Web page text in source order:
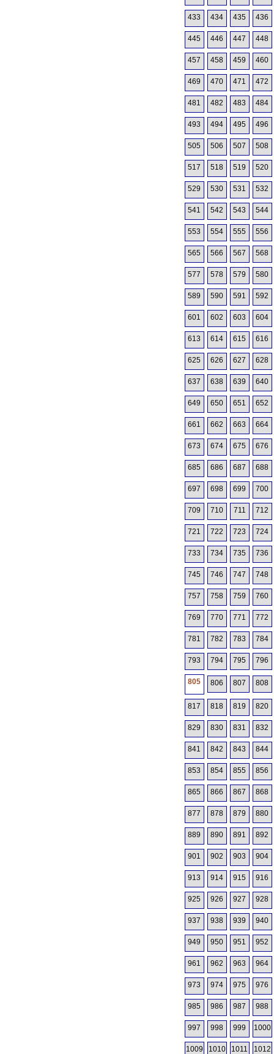
433 434 435 436
445 446 447 448
457 458 459 460
469 470 471 472
481 482 483 484
493 494 495 496
505 506 507 508
517 518 519 520
529 530 531 532
541 542 543 544
553 554 555 556
565 566 567 568
577 578 579 580
589 590 591 592
601 602 603 604
613 614 615 616
625 626 627 628
637 638 639 640
649 650 651 652
661 662 663 664
673 674 675 676
685 686 687 688
697 698 699 700
709 710 711 712
721 722 723 724
733 734 735 736
745 746 747 748
757 758 759 760
769 770 771 772
781 782 783 784
793 794 795 796
805 806 807 808
817 818 819 820
829 830 831 832
841 842 843 844
853 854 855 856
865 866 867 868
877 878 879 880
889 890 891 892
901 902 903 904
913 914 915 916
925 926 927 928
937 938 939 940
949 950 951 952
961 962 963 964
973 974 975 976
985 986 987 988
997 998 999 1000
1009 1010 1011 1012